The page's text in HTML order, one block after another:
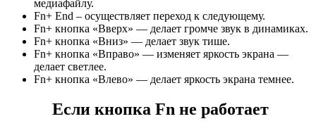
медиафайлу.
Fn+ End – осуществляет переход к следующему.
Fn+ кнопка «Вверх» — делает громче звук в динамиках.
Fn+ кнопка «Вниз» — делает звук тише.
Fn+ кнопка «Вправо» — изменяет яркость экрана —
делает светлее.
Fn+ кнопка «Влево» — делает яркость экрана темнее.
Если кнопка Fn не работает